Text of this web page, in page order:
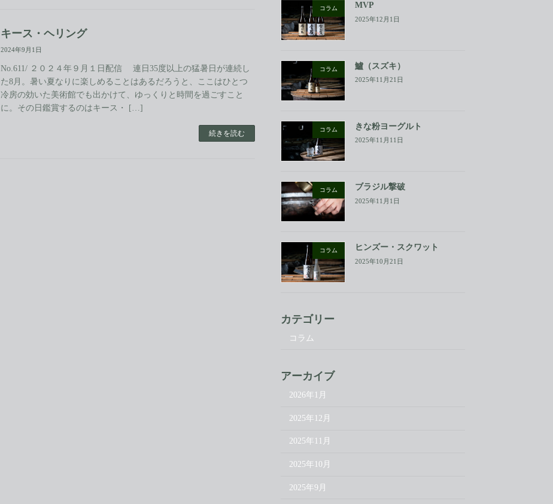
キース・ヘリング
2024年9月1日
No.611/ ２０２４年９月１日配信 連日35度以上の猛暑日が連続し
た8月。暑い夏なりに楽しめることはあるだろうと、ここはひとつ
冷房の効いた美術館でも出かけて、ゆっくりと時間を過ごすこと
に。その日鑑賞するのはキース・ […]
続きを読む
コラム MVP
2025年12月1日
コラム 鱸（スズキ）
2025年11月21日
コラム きな粉ヨーグルト
2025年11月11日
コラム ブラジル撃破
2025年11月1日
コラム ヒンズー・スクワット
2025年10月21日
カテゴリー
コラム
アーカイブ
2026年1月
2025年12月
2025年11月
2025年10月
2025年9月